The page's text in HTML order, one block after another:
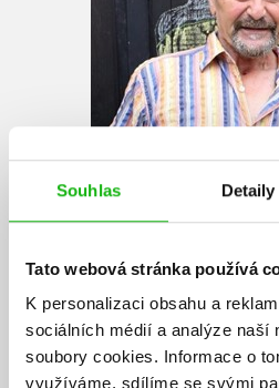
Souhlas Detaily
Tato webová stránka používá
K personalizaci obsahu a
sociálních médií a analýze naší
soubory cookies. Informace o
využíváme, sdílíme se svými